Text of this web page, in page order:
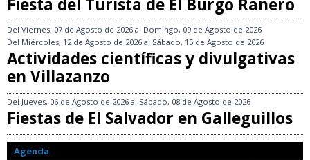
Fiesta del Turista de El Burgo Ranero
Del Viernes, 07 de Agosto de 2026 al Domingo, 09 de Agosto de 2026
Del Miércoles, 12 de Agosto de 2026 al Sábado, 15 de Agosto de 2026
Actividades científicas y divulgativas
en Villazanzo
Del Jueves, 06 de Agosto de 2026 al Sábado, 08 de Agosto de 2026
Fiestas de El Salvador en Galleguillos
Agenda